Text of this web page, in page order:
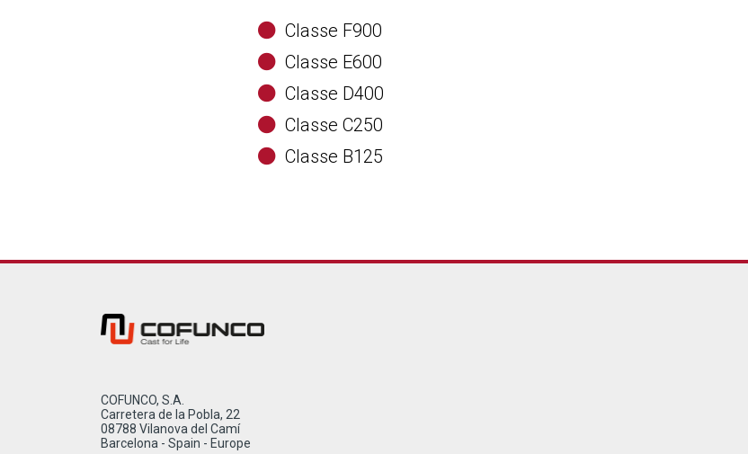
Classe F900
Classe E600
Classe D400
Classe C250
Classe B125
COFUNCO, S.A.
Carretera de la Pobla, 22
08788 Vilanova del Camí
Barcelona - Spain - Europe